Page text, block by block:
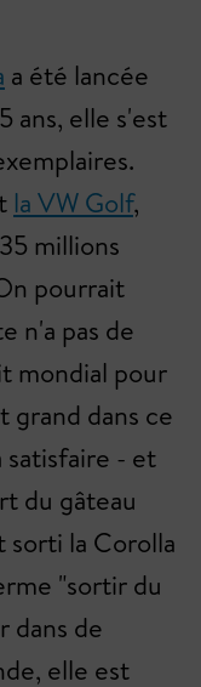
a été lancée
ans, elle s'est
la VW Golf,
millions
pourrait
n'a pas de
mondial pour
grand dans ce
satisfaire - et
du gâteau
sorti la Corolla
"sortir du
dans de
elle est